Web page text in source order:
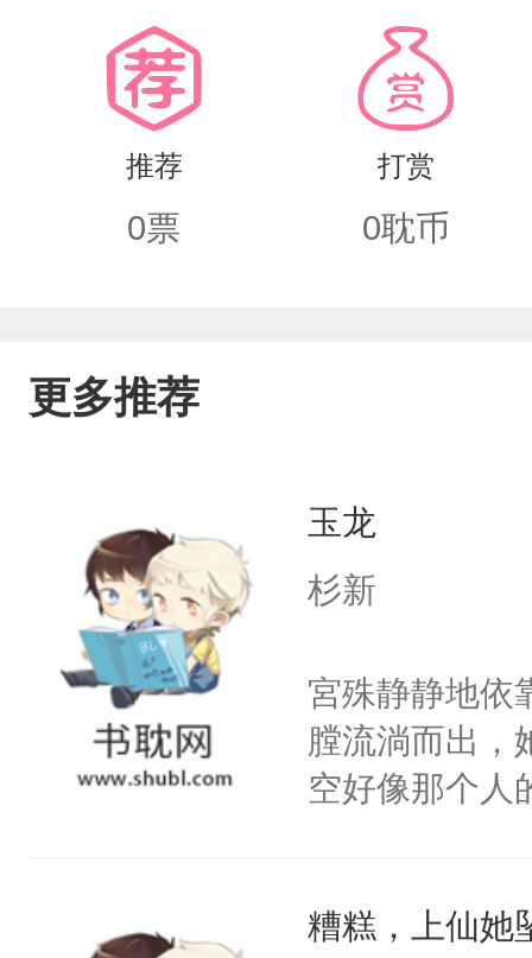
推荐
0票
打赏
0耽币
更多推荐
玉龙
杉新
宮殊静静地依
膛流淌而出，
空好像那个人
使劲，蝴蝶近
糟糕，上仙她